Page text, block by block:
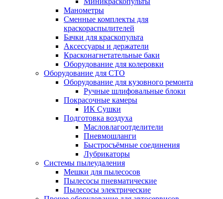
Манометры
Сменные комплекты для
краскораспылителей
Бачки для краскопульта
Аксессуары и держатели
Красконагнетательные баки
Оборудование для колеровки
Оборудование для СТО
Оборудование для кузовного ремонта
Ручные шлифовальные блоки
Покрасочные камеры
ИК Сушки
Подготовка воздуха
Масловлагоотделители
Пневмошланги
Быстросъёмные соединения
Лубрикаторы
Системы пылеудаления
Мешки для пылесосов
Пылесосы пневматические
Пылесосы электрические